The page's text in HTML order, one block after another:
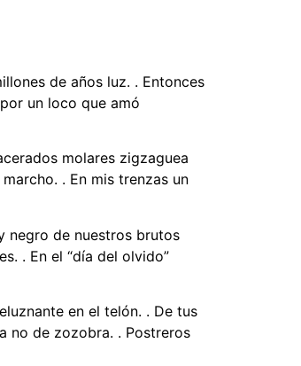
de años luz. . Entonces
un loco que amó
molares zigzaguea
. En mis trenzas un
negro de nuestros brutos
. En el “día del olvido”
en el telón. . De tus
no de zozobra. . Postreros